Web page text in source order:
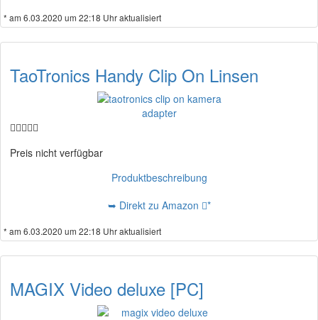
* am 6.03.2020 um 22:18 Uhr aktualisiert
TaoTronics Handy Clip On Linsen
Preis nicht verfügbar
Produktbeschreibung
➥ Direkt zu Amazon
*
* am 6.03.2020 um 22:18 Uhr aktualisiert
MAGIX Video deluxe [PC]